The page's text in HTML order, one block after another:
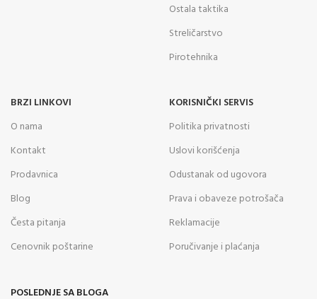
Ostala taktika
Streličarstvo
Pirotehnika
BRZI LINKOVI
O nama
Kontakt
Prodavnica
Blog
Česta pitanja
Cenovnik poštarine
KORISNIČKI SERVIS
Politika privatnosti
Uslovi korišćenja
Odustanak od ugovora
Prava i obaveze potrošača
Reklamacije
Poručivanje i plaćanja
POSLEDNJE SA BLOGA